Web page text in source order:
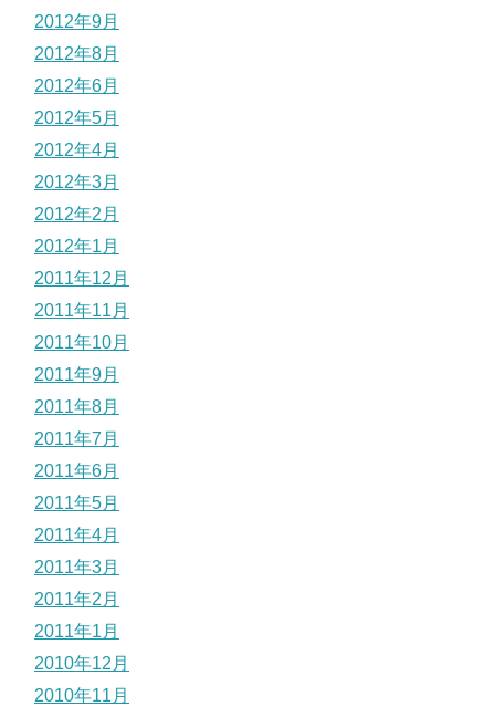
2012年9月
2012年8月
2012年6月
2012年5月
2012年4月
2012年3月
2012年2月
2012年1月
2011年12月
2011年11月
2011年10月
2011年9月
2011年8月
2011年7月
2011年6月
2011年5月
2011年4月
2011年3月
2011年2月
2011年1月
2010年12月
2010年11月